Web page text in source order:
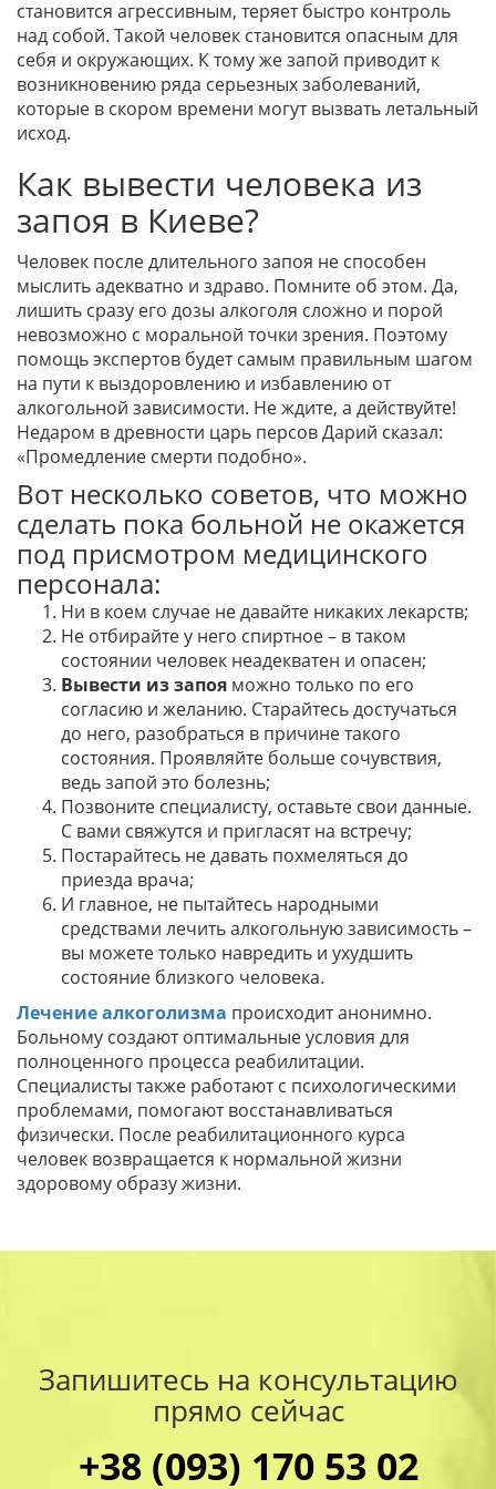
становится агрессивным, теряет быстро контроль
над собой. Такой человек становится опасным для
себя и окружающих. К тому же запой приводит к
возникновению ряда серьезных заболеваний,
которые в скором времени могут вызвать летальный
исход.
Как вывести человека из
запоя в Киеве?
Человек после длительного запоя не способен
мыслить адекватно и здраво. Помните об этом. Да,
лишить сразу его дозы алкоголя сложно и порой
невозможно с моральной точки зрения. Поэтому
помощь экспертов будет самым правильным шагом
на пути к выздоровлению и избавлению от
алкогольной зависимости. Не ждите, а действуйте!
Недаром в древности царь персов Дарий сказал:
«Промедление смерти подобно».
Вот несколько советов, что можно
сделать пока больной не окажется
под присмотром медицинского
персонала:
Ни в коем случае не давайте никаких лекарств;
Не отбирайте у него спиртное – в таком
состоянии человек неадекватен и опасен;
Вывести из запоя можно только по его
согласию и желанию. Старайтесь достучаться
до него, разобраться в причине такого
состояния. Проявляйте больше сочувствия,
ведь запой это болезнь;
Позвоните специалисту, оставьте свои данные.
С вами свяжутся и пригласят на встречу;
Постарайтесь не давать похмеляться до
приезда врача;
И главное, не пытайтесь народными
средствами лечить алкогольную зависимость –
вы можете только навредить и ухудшить
состояние близкого человека.
Лечение алкоголизма происходит анонимно.
Больному создают оптимальные условия для
полноценного процесса реабилитации.
Специалисты также работают с психологическими
проблемами, помогают восстанавливаться
физически. После реабилитационного курса
человек возвращается к нормальной жизни
здоровому образу жизни.
Запишитесь на консультацию
прямо сейчас
+38 (093) 170 53 02